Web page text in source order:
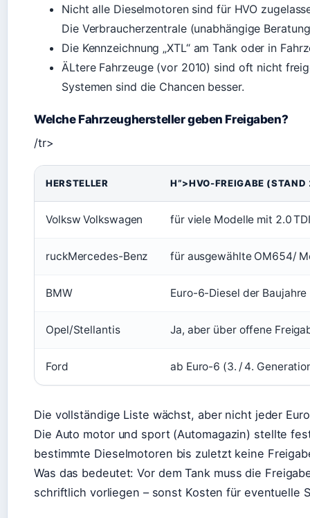
Nicht alle Dieselmotoren sind für HVO
Die Verbraucherzentrale (unabhängige
Die Kennzeichnung „XTL“ am Tank oder in
ÄLtere Fahrzeuge (vor 2010) sind oft nicht
Systemen sind die Chancen besser.
Welche Fahrzeughersteller geben Freigaben?
/tr>
HERSTELLER H”>HVO-FREIGABE
Volksw Volkswagen für viele Modelle mit 2.0
ruckMercedes-Benz für ausgewählte OM654/
BMW Euro-6-Diesel der
Opel/Stellantis Ja, aber über offene
Ford ab Euro-6 (3. / 4.
Die vollständige Liste wächst, aber nicht jeder
Die Auto motor und sport (Automagazin) stellte
bestimmte Dieselmotoren bis zuletzt keine
Was das bedeutet: Vor dem Tank muss die
schriftlich vorliegen – sonst Kosten für eventuelle